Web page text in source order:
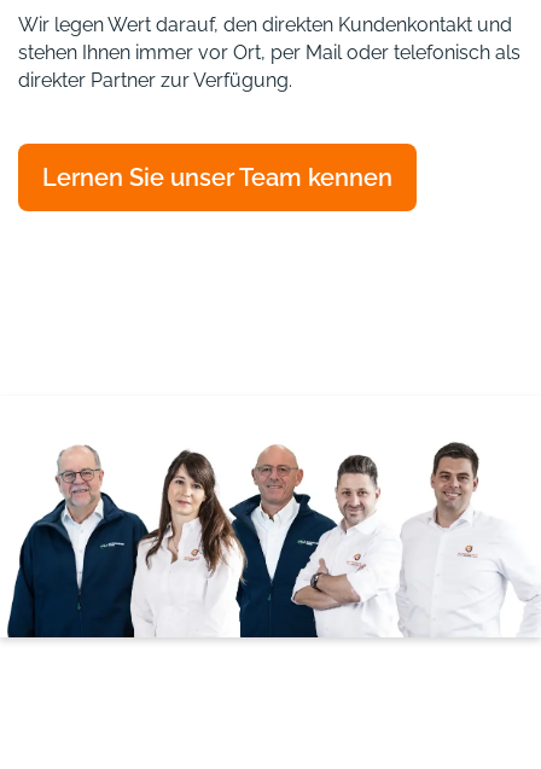
Wir legen Wert darauf, den direkten Kundenkontakt und
stehen Ihnen immer vor Ort, per Mail oder telefonisch als
direkter Partner zur Verfügung.
Lernen Sie unser Team kennen